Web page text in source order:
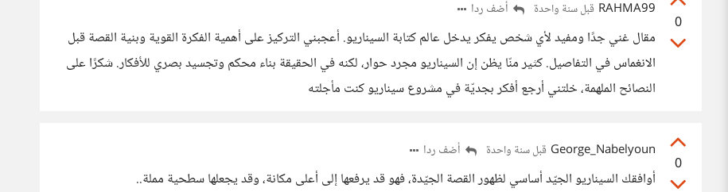
0
RAHMA99 قبل سنة واحدة أضف ردا
مقال غني جدًا ومفيد لأي شخص يفكر يدخل عالم كتابة السيناريو. أعجبني التركيز على أهمية الفكرة القوية وبنية القصة قبل
الانغماس في التفاصيل. كثير منّا يظن إن السيناريو مجرد حوار، لكنه في الحقيقة بناء محكم وتجسيد بصري للأفكار. شكرًا على
النصائح الملهمة، خلتني أرجع أفكر بجديّة في مشروع سيناريو كنت مأجلته
0
George_Nabelyoun قبل سنة واحدة أضف ردا
أوافقك السيناريو الجيّد أساسي لظهور القصة الجيّدة، فهو قد يرفعها إلى أعلى مكانة، وقد يجعلها سطحية مملة..